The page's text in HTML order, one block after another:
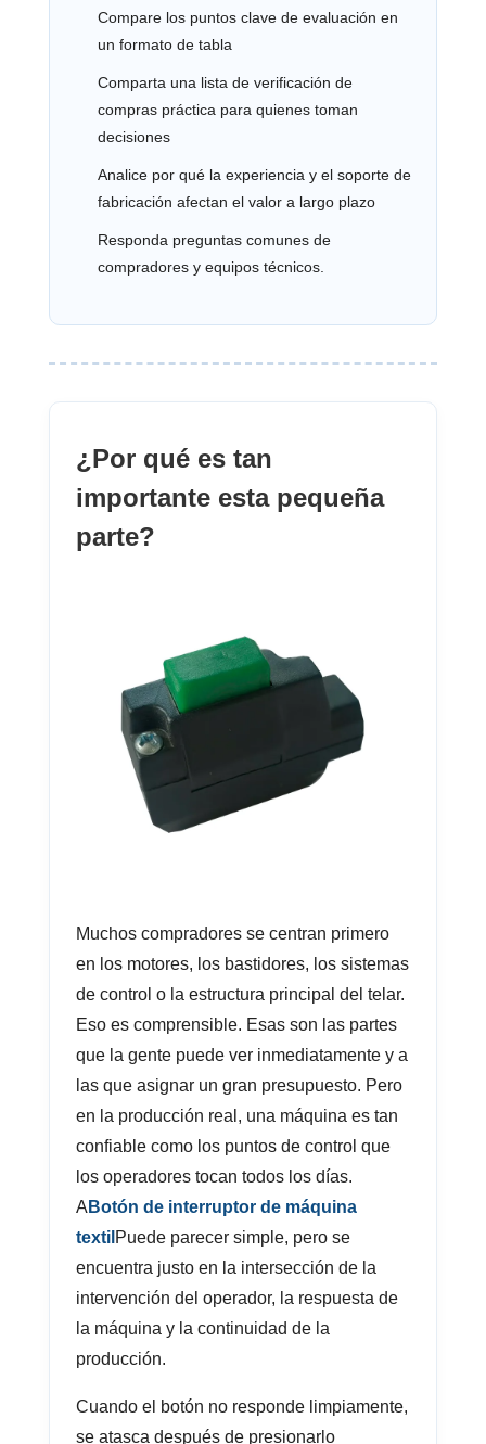
Compare los puntos clave de evaluación en
un formato de tabla
Comparta una lista de verificación de
compras práctica para quienes toman
decisiones
Analice por qué la experiencia y el soporte de
fabricación afectan el valor a largo plazo
Responda preguntas comunes de
compradores y equipos técnicos.
¿Por qué es tan
importante esta pequeña
parte?
Muchos compradores se centran primero
en los motores, los bastidores, los sistemas
de control o la estructura principal del telar.
Eso es comprensible. Esas son las partes
que la gente puede ver inmediatamente y a
las que asignar un gran presupuesto. Pero
en la producción real, una máquina es tan
confiable como los puntos de control que
los operadores tocan todos los días.
A Botón de interruptor de máquina
textil Puede parecer simple, pero se
encuentra justo en la intersección de la
intervención del operador, la respuesta de
la máquina y la continuidad de la
producción.
Cuando el botón no responde limpiamente,
se atasca después de presionarlo